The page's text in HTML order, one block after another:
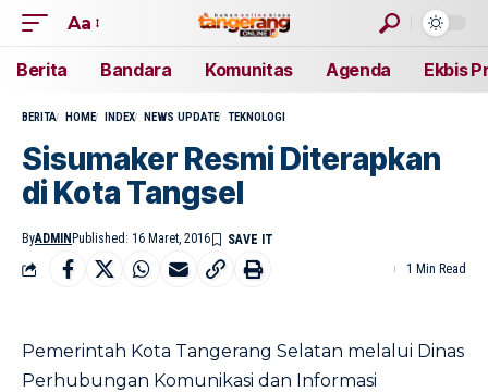
Aa
Berita Bandara Komunitas Agenda Ekbis
BERITA HOME INDEX NEWS UPDATE TEKNOLOGI
Sisumaker Resmi Diterapkan
di Kota Tangsel
ByADMIN Published: 16 Maret, 2016
1 Min Read
Pemerintah Kota Tangerang Selatan melalui Dinas
Perhubungan Komunikasi dan Informasi